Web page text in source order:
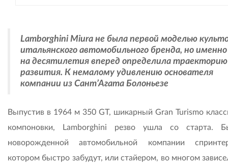
Lamborghini Miura не была первой моделью
итальянского автомобильного бренда, но
на десятилетия вперед определила траекторию
развития. К немалому удивлению основателя
компании из Сант’Агата Болоньезе
Выпустив в 1964 м 350 GT, шикарный Gran Turismo
компоновки, Lamborghini резво ушла со старта.
новорожденной автомобильной компании
котором быстро забудут, или стайером, во многом